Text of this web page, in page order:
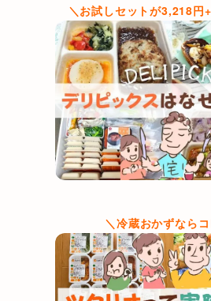
＼お試しセットが3,218円
＼冷蔵おかずなら